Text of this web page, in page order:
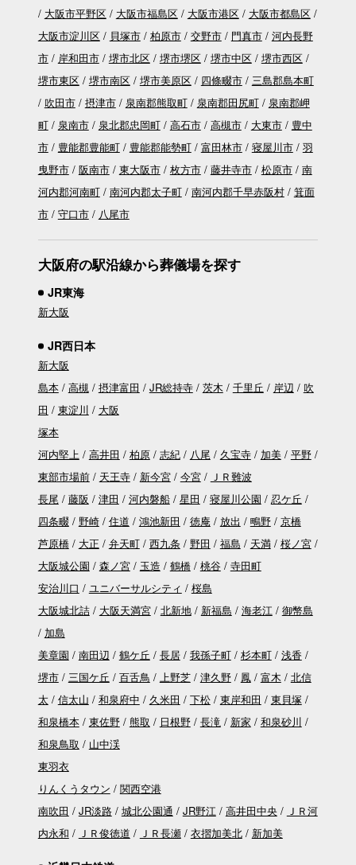
大阪市平野区
大阪市福島区 大阪市港区
大阪市都島区
大阪市淀川区
貝塚市 柏原市 交野市 門真市
河内長野
市
岸和田市 堺市北区 堺市堺区 堺市中区
堺市西区
堺市東区
堺市南区 堺市美原区 四條畷市
三島郡島本町
吹田市
摂津市 泉南郡熊取町 泉南郡田尻町
泉南郡岬
町
泉南市 泉北郡忠岡町 高石市 高槻市 大東市
豊中
市
豊能郡豊能町 豊能郡能勢町 富田林市 寝屋川市
羽
曳野市
阪南市 東大阪市 枚方市 藤井寺市 松原市
南
河内郡河南町
南河内郡太子町 南河内郡千早赤阪村
箕面
市
守口市 八尾市
大阪府の駅沿線から葬儀場を探す
JR東海
新大阪
JR西日本
新大阪
島本
高槻 摂津富田 JR総持寺 茨木 千里丘 岸辺
吹
田
東淀川
大阪
塚本
河内堅上
高井田 柏原 志紀 八尾 久宝寺 加美
平野
東部市場前
天王寺 新今宮 今宮
ＪＲ難波
長尾
藤阪 津田 河内磐船 星田 寝屋川公園
忍ケ丘
四条畷
野崎 住道 鴻池新田 徳庵 放出 鴫野
京橋
芦原橋
大正 弁天町 西九条 野田 福島 天満
桜ノ宮
大阪城公園
森ノ宮 玉造 鶴橋 桃谷
寺田町
安治川口
ユニバーサルシティ
桜島
大阪城北詰
大阪天満宮 北新地 新福島 海老江
御幣島
加島
美章園
南田辺 鶴ケ丘 長居 我孫子町 杉本町
浅香
堺市
三国ケ丘 百舌鳥 上野芝 津久野 鳳 富木
北信
太
信太山 和泉府中 久米田 下松 東岸和田
東貝塚
和泉橋本
東佐野 熊取 日根野 長滝 新家
和泉砂川
和泉鳥取
山中渓
東羽衣
りんくうタウン
関西空港
南吹田
JR淡路 城北公園通 JR野江 高井田中央
ＪＲ河
内永和
ＪＲ俊徳道 ＪＲ長瀬 衣摺加美北 新加美